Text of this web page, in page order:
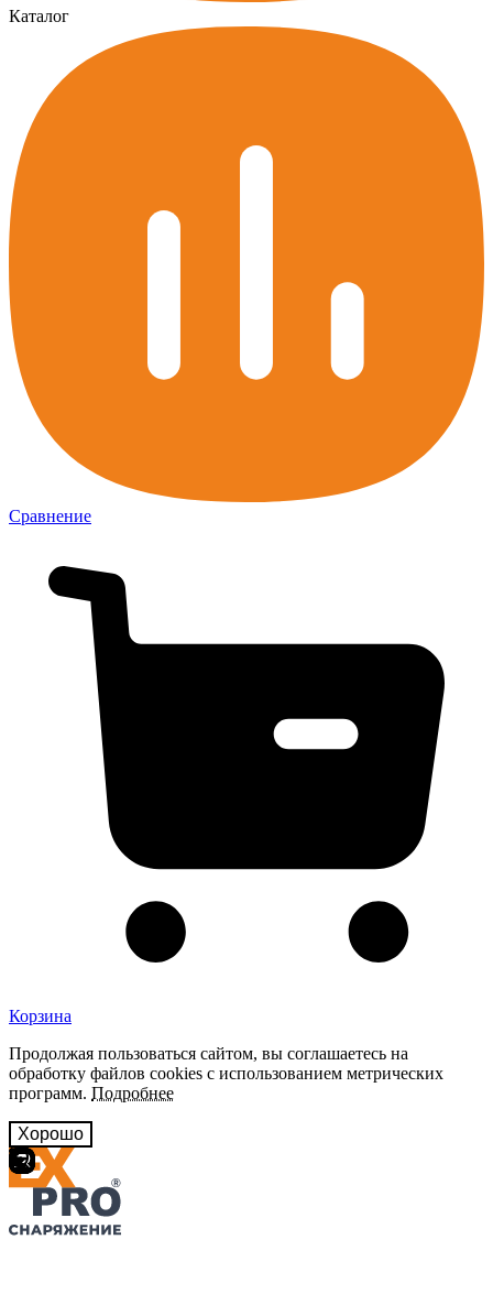
Каталог
Сравнение
Корзина
Продолжая пользоваться сайтом, вы соглашаетесь на
обработку файлов cookies с использованием метрических
программ. Подробнее
Хорошо